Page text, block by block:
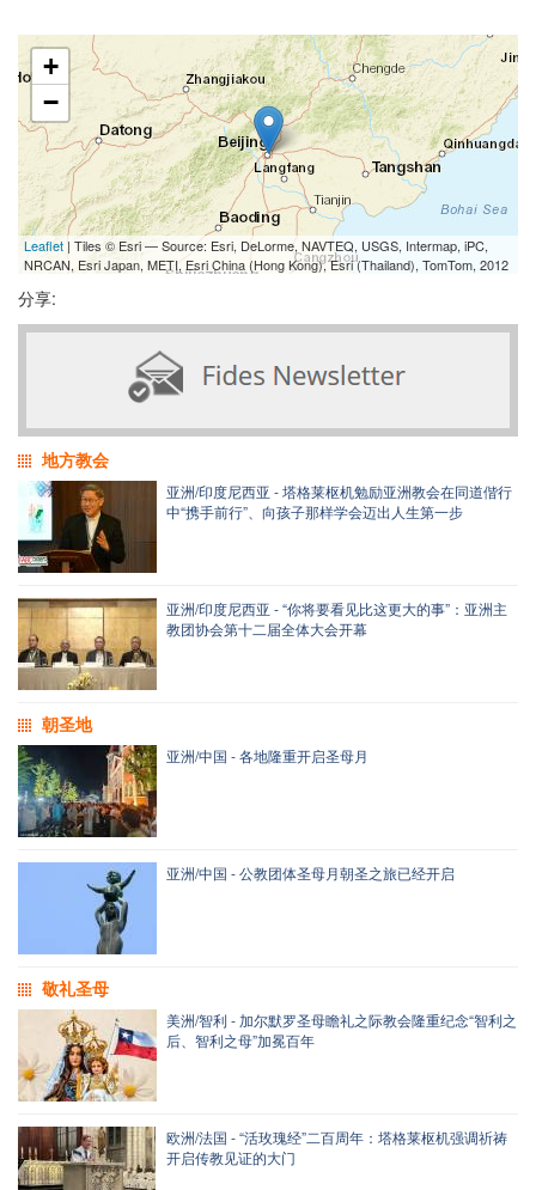
+
−
Leaflet| Tiles © Esri — Source: Esri, DeLorme, NAVTEQ, USGS, Intermap, iPC,
NRCAN, Esri Japan, METI, Esri China (Hong Kong), Esri (Thailand), TomTom, 2012
分享:
地方教会
亚洲/印度尼西亚 - 塔格莱枢机勉励亚洲教会在同道偕行
中“携手前行”、向孩子那样学会迈出人生第一步
亚洲/印度尼西亚 - “你将要看见比这更大的事”：亚洲主
教团协会第十二届全体大会开幕
朝圣地
亚洲/中国 - 各地隆重开启圣母月
亚洲/中国 - 公教团体圣母月朝圣之旅已经开启
敬礼圣母
美洲/智利 - 加尔默罗圣母瞻礼之际教会隆重纪念“智利之
后、智利之母”加冕百年
欧洲/法国 - “活玫瑰经”二百周年：塔格莱枢机强调祈祷
开启传教见证的大门